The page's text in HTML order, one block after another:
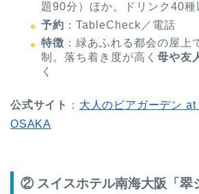
題90分）ほか。ドリンク40種
予約 ：TableCheck／電話
特徴 ：緑あふれる都会の屋上
制。落ち着き度が高く 母や友
く
公式サイト ： 大人のビアガーデン
OSAKA
② スイスホテル南海大阪「翠